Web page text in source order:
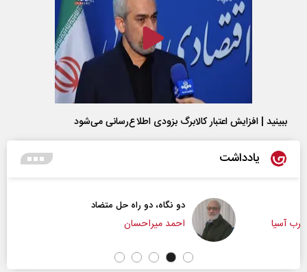
ببینید | افزایش اعتبار کالابرگ بزودی اطلاع‌رسانی می‌شود
یادداشت
دو نگاه، دو راه حل متضاد
احمد میراحسان